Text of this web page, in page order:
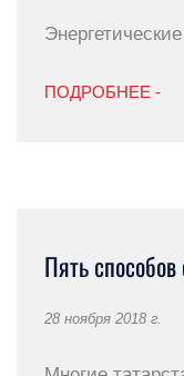
ПОДРОБНЕЕ -
Пять
28 ноября 2018 г.